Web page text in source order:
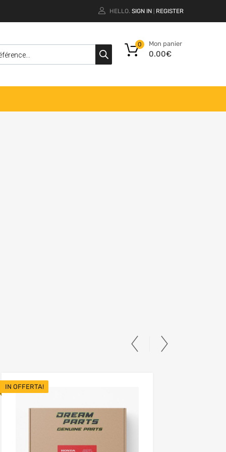
HELLO. SIGN IN REGISTER
Mon panier
0.00€
0
IN OFFERTA!